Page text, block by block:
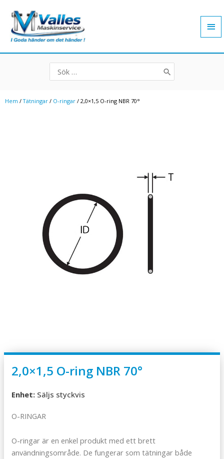
innehåll
Search
for:
Hem /Tätningar / O-ringar / 2,0×1,5 O-ring NBR 70°
2,0×1,5 O-ring NBR 70°
Enhet: Säljs styckvis
O-RINGAR
O-ringar är en enkel produkt med ett brett
användningsområde. De fungerar som tätningar både